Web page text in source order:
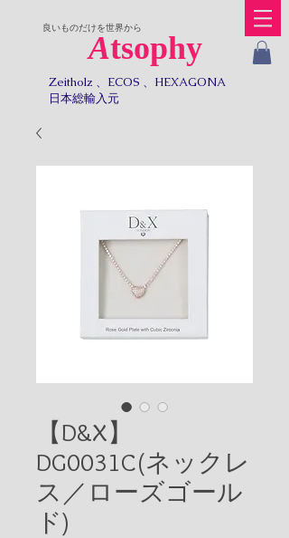
Atsophy
​良いものだけを世界から
Zeitholz 、ECOS 、HEXAGONA
日本総輸入元​​
【D&X】
DG0031C(ネックレ
ス／ローズゴール
ド)